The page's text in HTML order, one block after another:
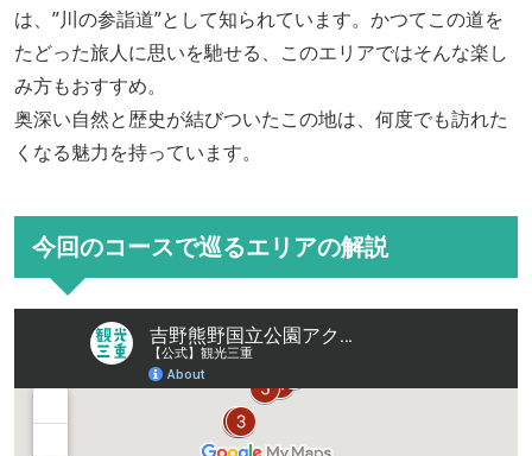
は、”川の参詣道”として知られています。かつてこの道を
たどった旅人に思いを馳せる、このエリアではそんな楽し
み方もおすすめ。
奥深い自然と歴史が結びついたこの地は、何度でも訪れた
くなる魅力を持っています。
今回のコースで巡るエリアの解説